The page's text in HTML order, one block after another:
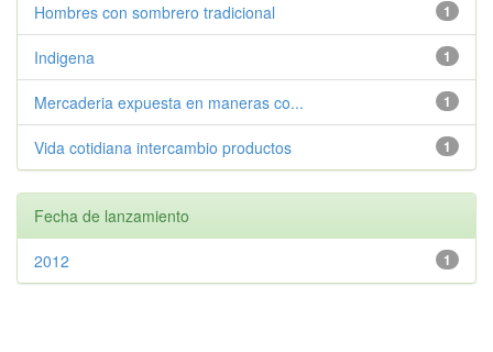
1
Hombres con sombrero tradicional
1
Indigena
1
Mercaderia expuesta en maneras co...
1
Vida cotidiana intercambio productos
Fecha de lanzamiento
1
2012